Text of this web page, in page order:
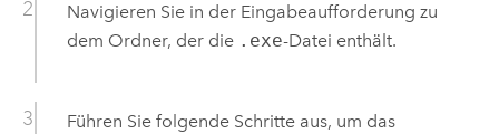
Navigieren Sie in der Eingabeaufforderung zu
dem Ordner, der die .exe-Datei enthält.
Führen Sie folgende Schritte aus, um das